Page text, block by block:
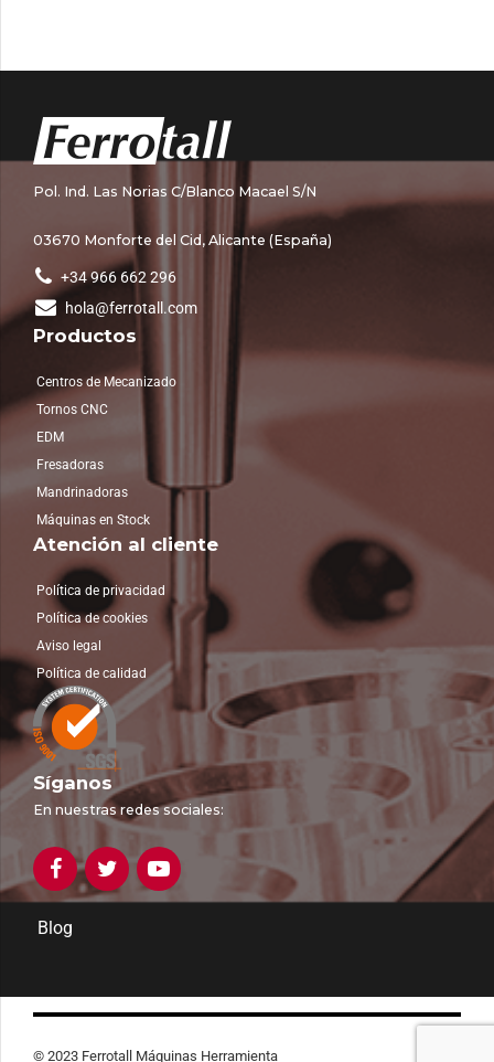
Pol. Ind. Las Norias C/Blanco Macael S/N
03670 Monforte del Cid, Alicante (España)
+34 966 662 296
hola@ferrotall.com
Productos
Centros de Mecanizado
Tornos CNC
EDM
Fresadoras
Mandrinadoras
Máquinas en Stock
Atención al cliente
Política de privacidad
Política de cookies
Aviso legal
Política de calidad
Síganos
En nuestras redes sociales:
Blog
© 2023 Ferrotall Máquinas Herramienta